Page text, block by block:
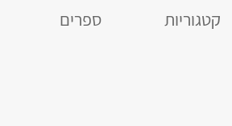
קטגוריות ספרים